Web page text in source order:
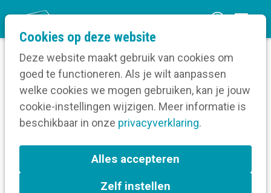
Cookies op deze website
Deze website maakt gebruik van cookies om
goed te functioneren. Als je wilt aanpassen
welke cookies we mogen gebruiken, kan je jouw
cookie-instellingen wijzigen. Meer informatie is
beschikbaar in onze privacyverklaring.
Alles accepteren
Zelf instellen
n
m
Home
Verruim je kennis
Drukwerk
Magazines
Check - Je magazine evalueren
Check - Je magazine
evalueren